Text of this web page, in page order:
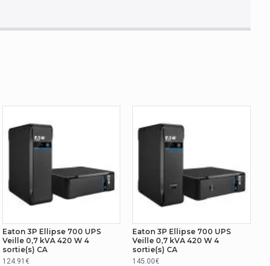
Eaton 3P Ellipse 700 UPS
Veille 0,7 kVA 420 W 4
sortie(s) CA
124.91€
Eaton 3P Ellipse 700 UPS
Veille 0,7 kVA 420 W 4
sortie(s) CA
145.00€